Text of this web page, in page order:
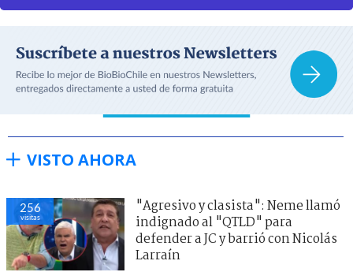
VISTO AHORA
256
visitas
"Agresivo y clasista": Neme llamó
indignado al "QTLD" para
defender a JC y barrió con Nicolás
Larraín